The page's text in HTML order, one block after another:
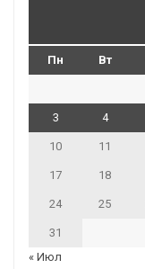
Пн Вт
3 4
10 11
17 18
24 25
31
« Июл